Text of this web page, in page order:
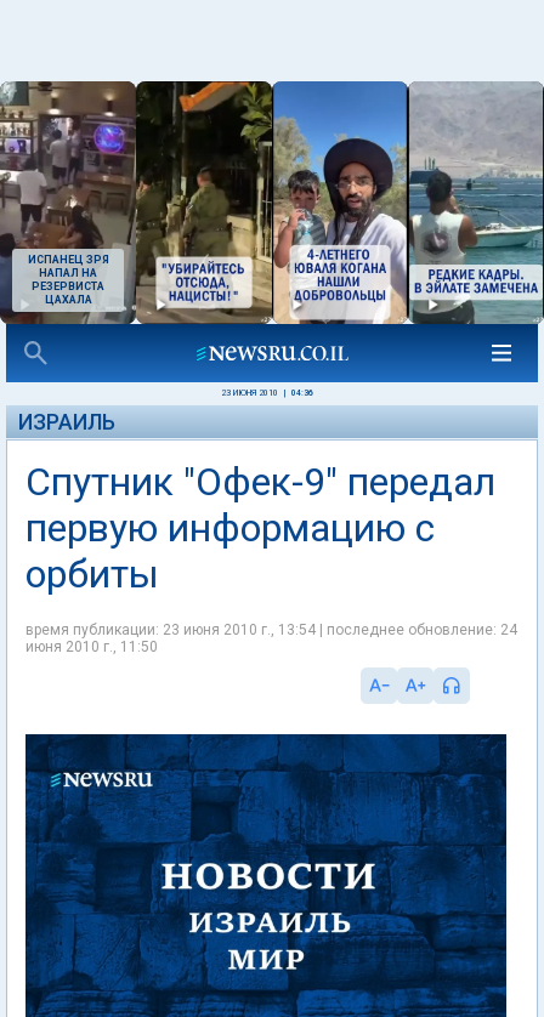
ИСПАНЕЦ ЗРЯ
НАПАЛ НА
РЕЗЕРВИСТА
ЦАХАЛА
23 ИЮНЯ 2010 04:36
ИЗРАИЛЬ
Спутник "Офек-9" передал
первую информацию с
орбиты
время публикации: 23 июня 2010 г., 13:54 | последнее обновление: 24
июня 2010 г., 11:50